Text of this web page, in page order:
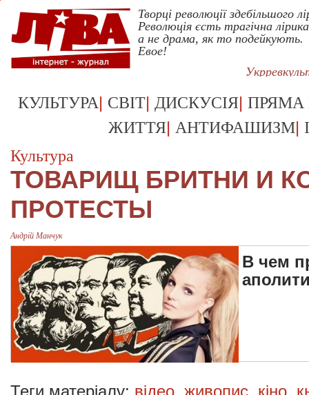
Творці революції здебільшого
Революція єсть трагічна
а не драма, як то подейкують.
Евое!
КУЛЬТУРА| СВІТ| ДИСКУСІЯ| ПРЯМА
ЖИТТЯ| АНТИФАШИЗМ|
Культура
ТОВАРИЩ БРИТНИ И
ПРОТЕСТЫ
Андрій Манчук
В чем
Теги матеріалу: відео, живопис, кіно,